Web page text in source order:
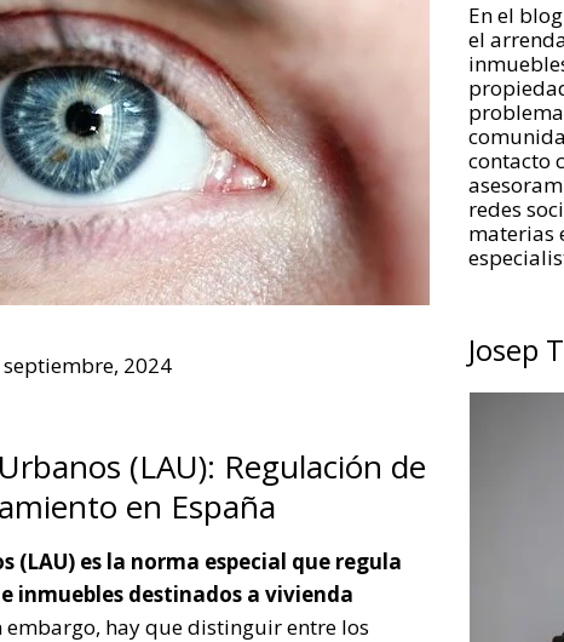
septiembre, 2024
(LAU): Regulación de
en España
(LAU) es la norma especial que regula
inmuebles destinados a vivienda
embargo, hay que distinguir entre los
En el
el
contacto
redes
materias
Josep